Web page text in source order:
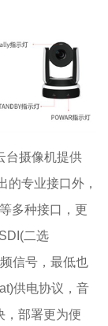
台摄像机提供
的专业接口外，
多种接口，更
二选
信号，最低也
供电协议，音
，部署更为便